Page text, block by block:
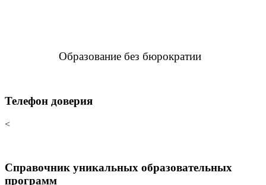
Образование без бюрократии
Телефон доверия
<
Справочник уникальных образовательных
программ